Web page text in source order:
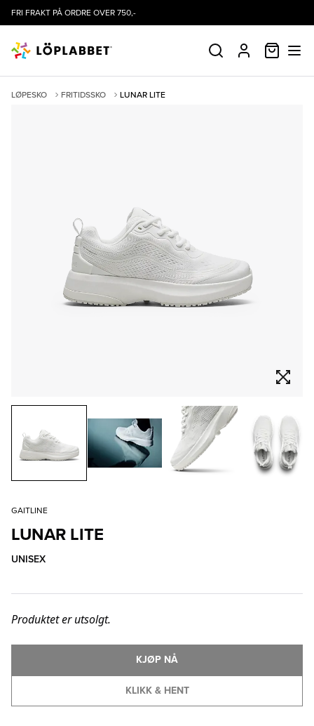
FRI FRAKT PÅ ORDRE OVER 750,-
SØK PROFIL
LØPESKO FRITIDSSKO LUNAR LITE
GAITLINE
LUNAR LITE
UNISEX
Produktet er utsolgt.
KLIKK & HENT
KJØP NÅ